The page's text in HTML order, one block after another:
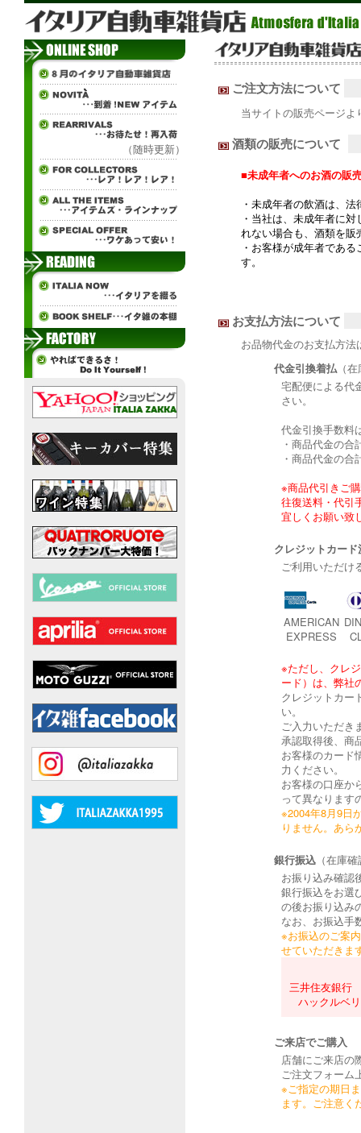
（随時更新）
ご注文方法について
当サイトの販売ページ
酒類の販売について
■未成年者へのお酒の販
・未成年者の飲酒は、
・当社は、未成年者に
れない場合も、酒類を販
・お客様が成年者であ
す。
お支払方法について
お品物代金のお支払方
代金引換着払（在
宅配便による代
さい。
代金引換手数料
・商品代金の合
・商品代金の合
※商品代引きご
往復送料・代引
宜しくお願い致
クレジットカード
ご利用いただけ
AMERICAN
EXPRESS
※ただし、クレ
ード）は、弊社
クレジットカー
い。
ご入力いただき
承認取得後、商
お客様のカード
力ください。
お客様の口座か
って異なります
※2004年8月9日
りません。あら
銀行振込（在庫確
お振り込み確認
銀行振込をお選
の後お振り込み
なお、お振込手
※お振込のご案
せていただきま
三井住友銀
ハックルベ
ご来店でご購入
店舗にご来店の
ご注文フォーム
※ご指定の期日
ます。ご注意く